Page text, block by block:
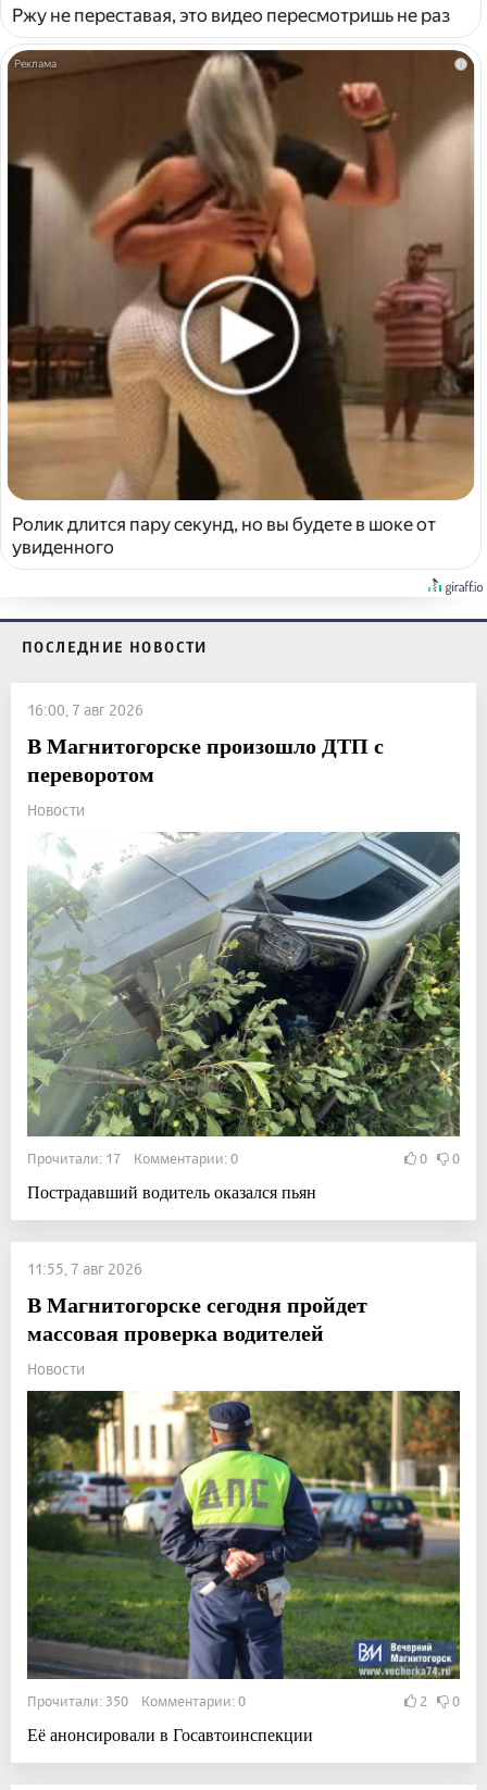
Ржу не переставая, это видео пересмотришь не раз
i
Ролик длится пару секунд, но вы будете в шоке от
увиденного
ПОСЛЕДНИЕ НОВОСТИ
16:00, 7 авг 2026
В Магнитогорске произошло ДТП с
переворотом
Новости
Прочитали: 17 Комментарии: 0 0 0
Пострадавший водитель оказался пьян
11:55, 7 авг 2026
В Магнитогорске сегодня пройдет
массовая проверка водителей
Новости
Прочитали: 350 Комментарии: 0 2 0
Её анонсировали в Госавтоинспекции